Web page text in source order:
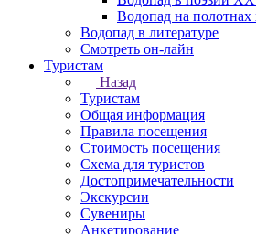
Водопад на полотнах
Водопад в литературе
Смотреть он-лайн
Туристам
Назад
Туристам
Общая информация
Правила посещения
Стоимость посещения
Схема для туристов
Достопримечательности
Экскурсии
Сувениры
Анкетирование